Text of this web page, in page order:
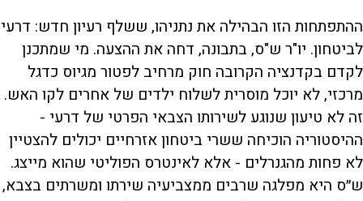
ההתפתחות הזו הבהילה את נתניהו, ששלף רעיון חדש: דרעי
לביטחון. יו"ר ש"ס, בתבונה, דחה את ההצעה. מי שמתכנן
לקדם בקדנציה הקרובה חוק מרחיב לפטור מגיוס כדגל
מרכזי, לא יוכל מוסרית לשלוח ילדים של אחרים לקו האש.
זה לא טיעון שנוגע לשירותו הצבאי הפרטי של דרעי -
ההיסטוריה הוכיחה ששרי ביטחון אזרחיים יכולים להצטיין
לא פחות מהגנרלים - אלא לאינטרס הפוליטי שהוא מייצג.
ש״ס היא מפלגה שרבים ממצביעיה שירתו ומשרתים בצבא,